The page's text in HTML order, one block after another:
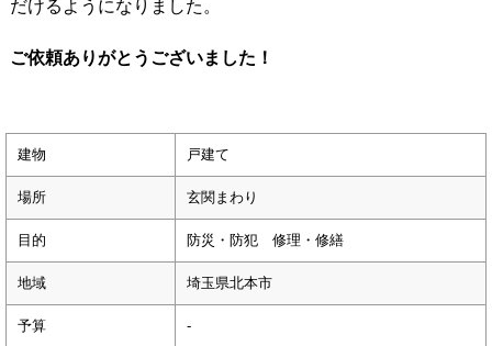
だけるようになりました。
ご依頼ありがとうございました！
建物 戸建て
場所 玄関まわり
目的 防災・防犯 修理・修繕
地域 埼玉県北本市
予算 -